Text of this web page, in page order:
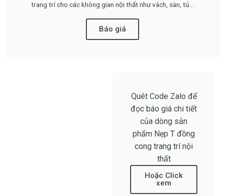
trang trí cho các không gian nội thất như vách, sàn, tủ...
Báo giá
Quét Code Zalo để
đọc báo giá chi tiết
của dòng sản
phẩm Nẹp T đồng
cong trang trí nội
thất
Hoặc Click
xem